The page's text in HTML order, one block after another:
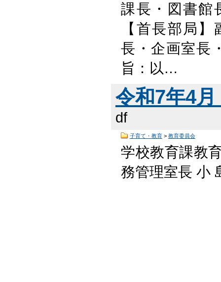
課長・図書館
【首長部局
長・企画室長
旨：以…
令和7年4
df
子育て・教育> 教育委員会
学校教育課教
務管理室長 小